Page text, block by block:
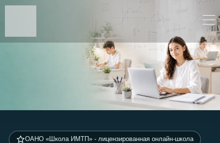
ОАНО «Школа ИМТП» - лицензированная онлайн-школа